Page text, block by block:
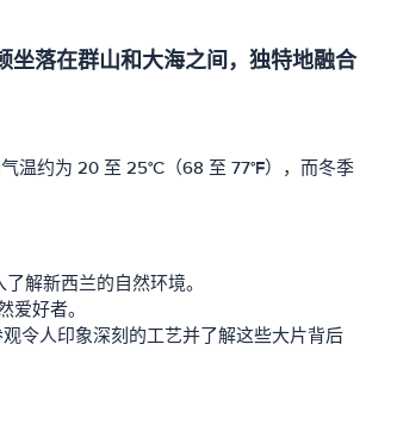
落在群山和大海之间，独特地融合
温约为 20 至 25°C（68 至 77°F），而冬季
解新西兰的自然环境。
好者。
令人印象深刻的工艺并了解这些大片背后